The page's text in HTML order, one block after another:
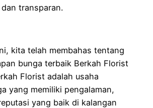
transparan.
kita telah membahas tentang
bunga terbaik Berkah Florist
Florist adalah usaha
yang memiliki pengalaman,
yang baik di kalangan